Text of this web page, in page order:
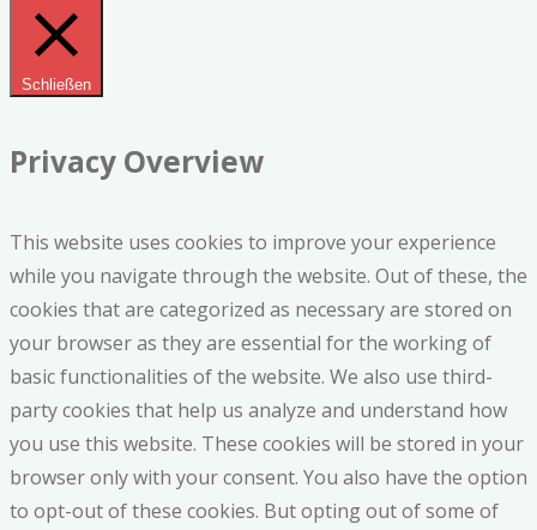
Schließen
Privacy Overview
This website uses cookies to improve your experience
while you navigate through the website. Out of these, the
cookies that are categorized as necessary are stored on
your browser as they are essential for the working of
basic functionalities of the website. We also use third-
party cookies that help us analyze and understand how
you use this website. These cookies will be stored in your
browser only with your consent. You also have the option
to opt-out of these cookies. But opting out of some of